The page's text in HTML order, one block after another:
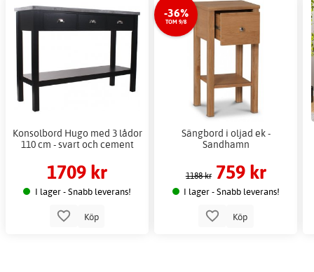
Konsolbord Hugo med 3 lådor
110 cm - svart och cement
1709 kr
I lager - Snabb leverans!
Köp
-36%
TOM 9/8
Sängbord i oljad ek -
Sandhamn
1188 kr 759 kr
I lager - Snabb leverans!
Köp